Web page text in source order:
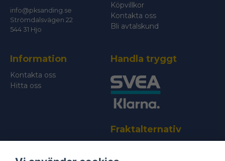
info@pksanding.se
Strömdalsvägen 22
544 31 Hjo
Köpvillkor
Kontakta oss
Bli avtalskund
Information
Kontakta oss
Hitta oss
Handla tryggt
Fraktalternativ